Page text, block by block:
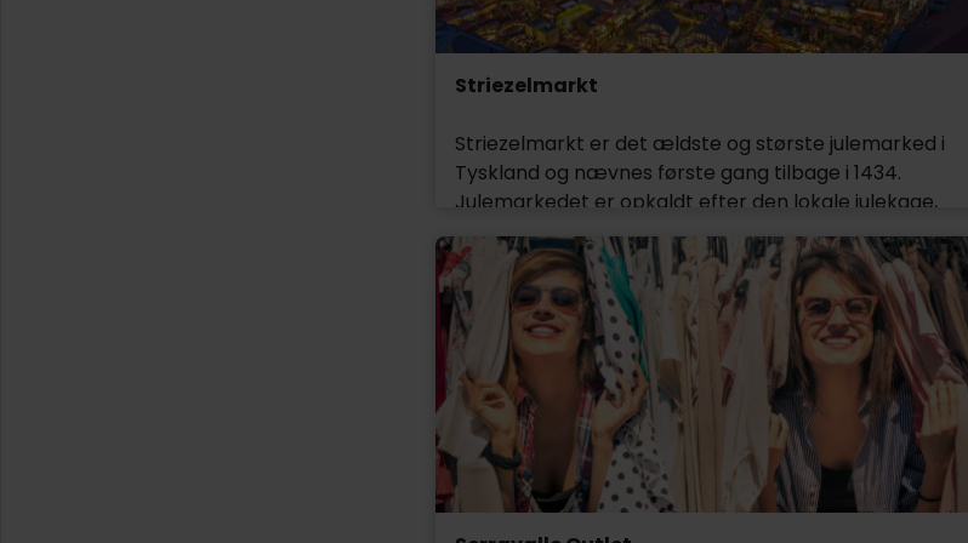
Striezelmarkt
Striezelmarkt er det ældste og største julemarked i
Tyskland og nævnes første gang tilbage i 1434.
Julemarkedet er opkaldt efter den lokale julekage,
Strietzel. En kæmpe oplevelse for både børn og
voksne med mange højdepunkter som
Pflaumentoffelhaus, Knusperhaus, julebageriet og
samtidig afholdes der også flere musikarrangementer.
Især i dagene op til juleaften afholdes der forskellige
fester hvor især Stollenfesten, den 5. december, er
noget af et tilløbsstykke med den kæmpe Stollen-
julekage, der fragtes fra Zwinger til Striezelmarkt, i
Dresden centrum, i hestevogn, og siden skæres op og
uddeles til de mange fremmødte under stor festivitas.
Nyd et glas varmt Glühwein, lidt julekage eller